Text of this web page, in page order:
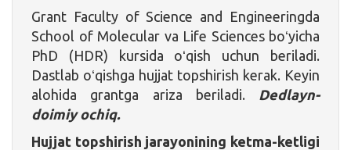
Grant Faculty of Science and Engineeringda
School of Molecular va Life Sciences boʻyicha
PhD (HDR) kursida oʻqish uchun beriladi.
Dastlab oʻqishga hujjat topshirish kerak. Keyin
alohida grantga ariza beriladi. Dedlayn-
doimiy ochiq.
Hujjat topshirish jarayonining ketma-ketligi